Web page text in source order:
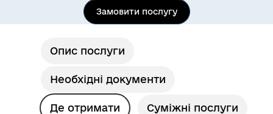
Замовити послугу
Опис послуги
Необхідні документи
Де отримати Суміжні послуги